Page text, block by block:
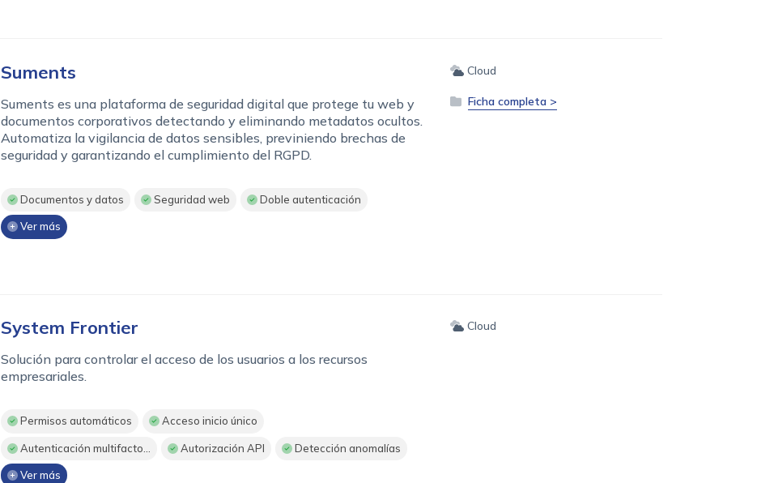
Suments
Suments es una plataforma de seguridad digital que protege tu web y
documentos corporativos detectando y eliminando metadatos ocultos.
Automatiza la vigilancia de datos sensibles, previniendo brechas de
seguridad y garantizando el cumplimiento del RGPD.
Documentos y datos Seguridad web Doble autenticación
Ver más
Cloud
Ficha completa >
System Frontier
Solución para controlar el acceso de los usuarios a los recursos
empresariales.
Permisos automáticos Acceso inicio único
Autenticación multifacto... Autorización API Detección anomalías
Ver más
Cloud